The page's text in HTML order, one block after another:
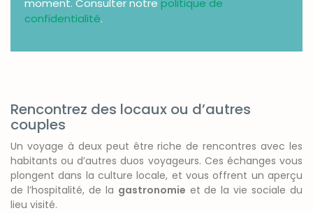
moment. Consulter notre politique de
confidentialité.
Rencontrez des locaux ou d’autres
couples
Un voyage à deux peut être riche de rencontres avec les
habitants ou d’autres duos voyageurs. Ces échanges vous
plongent dans la culture locale, et vous offrent un aperçu
de l’hospitalité, de la gastronomie et de la vie sociale du
lieu visité.